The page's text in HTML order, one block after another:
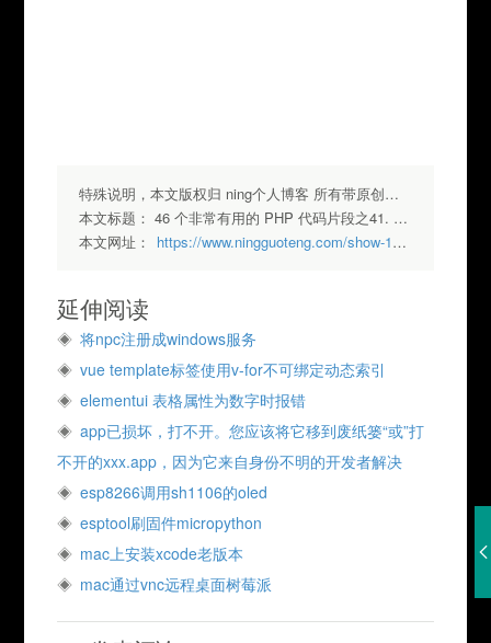
特殊说明，本文版权归 ning个人博客 所有带原创标签请勿转载，转载请注明出处.
本文标题：46 个非常有用的 PHP 代码片段之41. 把文本转换成图片
本文网址：
https://www.ningguoteng.com/show-132.html
延伸阅读
将npc注册成windows服务
vue template标签使用v-for不可绑定动态索引
elementui 表格属性为数字时报错
app已损坏，打不开。您应该将它移到废纸篓“或”打
不开的xxx.app，因为它来自身份不明的开发者解决
esp8266调用sh1106的oled
esptool刷固件micropython
mac上安装xcode老版本
mac通过vnc远程桌面树莓派
